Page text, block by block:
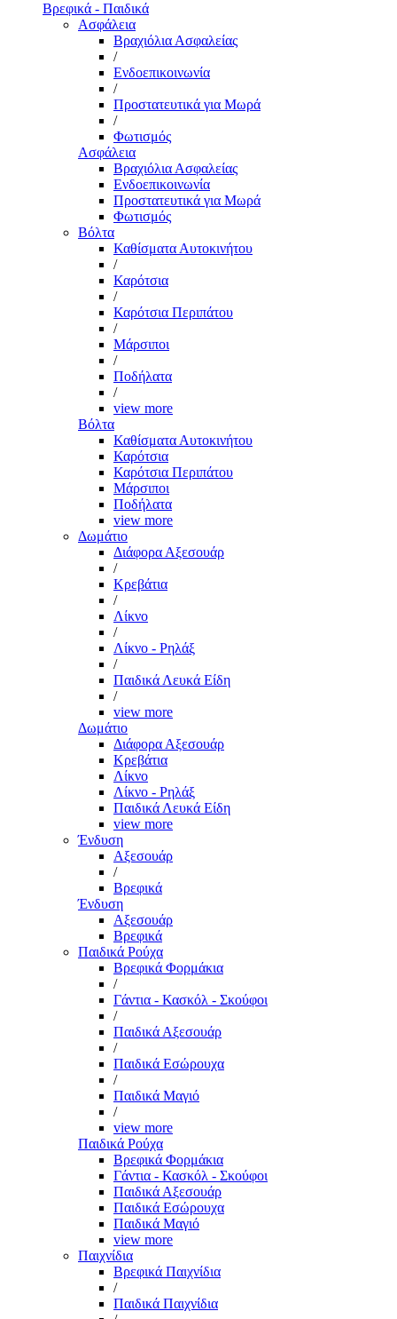
Βρεφικά - Παιδικά
Ασφάλεια
Βραχιόλια Ασφαλείας
/
Ενδοεπικοινωνία
/
Προστατευτικά για Μωρά
/
Φωτισμός
Ασφάλεια
Βραχιόλια Ασφαλείας
Ενδοεπικοινωνία
Προστατευτικά για Μωρά
Φωτισμός
Βόλτα
Καθίσματα Αυτοκινήτου
/
Καρότσια
/
Καρότσια Περιπάτου
/
Μάρσιποι
/
Ποδήλατα
/
view more
Βόλτα
Καθίσματα Αυτοκινήτου
Καρότσια
Καρότσια Περιπάτου
Μάρσιποι
Ποδήλατα
view more
Δωμάτιο
Διάφορα Αξεσουάρ
/
Κρεβάτια
/
Λίκνο
/
Λίκνο - Ρηλάξ
/
Παιδικά Λευκά Είδη
/
view more
Δωμάτιο
Διάφορα Αξεσουάρ
Κρεβάτια
Λίκνο
Λίκνο - Ρηλάξ
Παιδικά Λευκά Είδη
view more
Ένδυση
Αξεσουάρ
/
Βρεφικά
Ένδυση
Αξεσουάρ
Βρεφικά
Παιδικά Ρούχα
Βρεφικά Φορμάκια
/
Γάντια - Κασκόλ - Σκούφοι
/
Παιδικά Αξεσουάρ
/
Παιδικά Εσώρουχα
/
Παιδικά Μαγιό
/
view more
Παιδικά Ρούχα
Βρεφικά Φορμάκια
Γάντια - Κασκόλ - Σκούφοι
Παιδικά Αξεσουάρ
Παιδικά Εσώρουχα
Παιδικά Μαγιό
view more
Παιχνίδια
Βρεφικά Παιχνίδια
/
Παιδικά Παιχνίδια